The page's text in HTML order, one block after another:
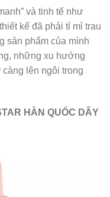
và tinh tế như
kế đã phải tỉ mỉ trau
sản phẩm của mình
những xu hướng
lên ngôi trong
HÀN QUỐC DÂY